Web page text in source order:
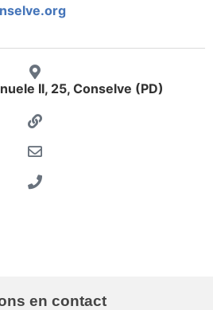
II, 25, Conselve (PD)
en contact